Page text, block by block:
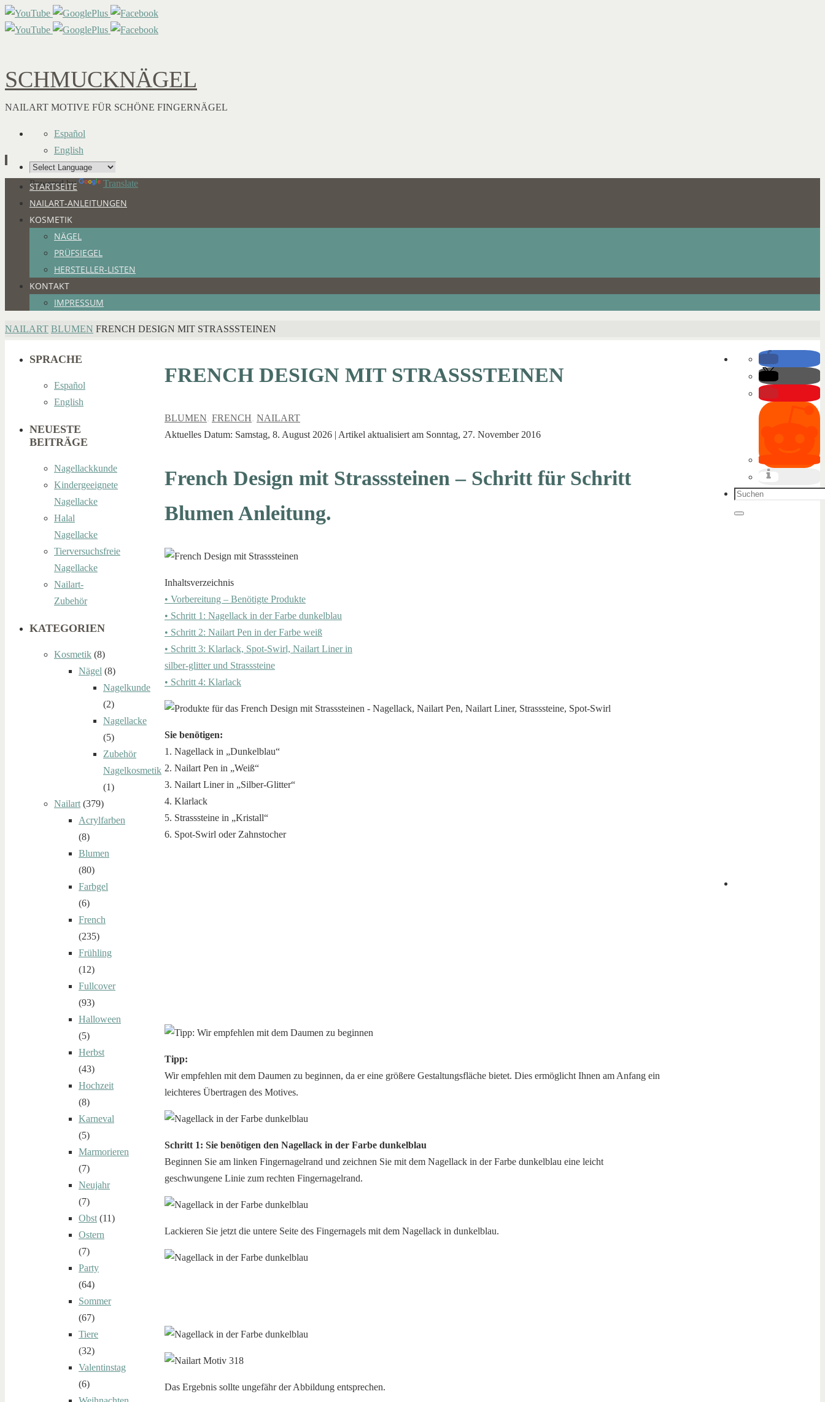
SCHMUCKNÄGEL
NAILART MOTIVE FÜR SCHÖNE FINGERNÄGEL
Español
English
Powered by Translate
Zum
Inhalt
springen
STARTSEITE
NAILART-ANLEITUNGEN
KOSMETIK
NÄGEL
PRÜFSIEGEL
HERSTELLER-LISTEN
KONTAKT
IMPRESSUM
HOME
NAILART BLUMEN FRENCH DESIGN MIT STRASSSTEINEN
FRENCH DESIGN MIT STRASSSTEINEN
BLUMEN, FRENCH, NAILART
Aktuelles Datum: Samstag, 8. August 2026 | Artikel aktualisiert am Sonntag, 27. November 2016
French Design mit Strasssteinen – Schritt für Schritt
Blumen Anleitung.
Inhaltsverzeichnis
• Vorbereitung – Benötigte Produkte
• Schritt 1: Nagellack in der Farbe dunkelblau
• Schritt 2: Nailart Pen in der Farbe weiß
• Schritt 3: Klarlack, Spot-Swirl, Nailart Liner in
silber-glitter und Strasssteine
• Schritt 4: Klarlack
Sie benötigen:
1. Nagellack in „Dunkelblau“
2. Nailart Pen in „Weiß“
3. Nailart Liner in „Silber-Glitter“
4. Klarlack
5. Strasssteine in „Kristall“
6. Spot-Swirl oder Zahnstocher
Tipp:
Wir empfehlen mit dem Daumen zu beginnen, da er eine größere Gestaltungsfläche bietet. Dies ermöglicht Ihnen am Anfang ein
leichteres Übertragen des Motives.
Schritt 1: Sie benötigen den Nagellack in der Farbe dunkelblau
Beginnen Sie am linken Fingernagelrand und zeichnen Sie mit dem Nagellack in der Farbe dunkelblau eine leicht
geschwungene Linie zum rechten Fingernagelrand.
Lackieren Sie jetzt die untere Seite des Fingernagels mit dem Nagellack in dunkelblau.
Das Ergebnis sollte ungefähr der Abbildung entsprechen.
SPRACHE
Español
English
NEUESTE
BEITRÄGE
Nagellackkunde
Kindergeeignete
Nagellacke
Halal
Nagellacke
Tierversuchsfreie
Nagellacke
Nailart-
Zubehör
KATEGORIEN
Kosmetik (8)
Nägel (8)
Nagelkunde
(2)
Nagellacke
(5)
Zubehör
Nagelkosmetik
(1)
Nailart (379)
Acrylfarben
(8)
Blumen
(80)
Farbgel
(6)
French
(235)
Frühling
(12)
Fullcover
(93)
Halloween
(5)
Herbst
(43)
Hochzeit
(8)
Karneval
(5)
Marmorieren
(7)
Neujahr
(7)
Obst (11)
Ostern
(7)
Party
(64)
Sommer
(67)
Tiere
(32)
Valentinstag
(6)
Suchen
nach:
Suchen